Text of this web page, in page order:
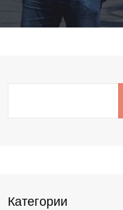
Категории